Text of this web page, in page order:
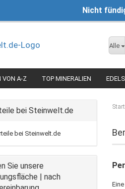
Alle
Nicht
VON A-Z TOP MINERALIEN
Eine
bei Steinwelt.de
Sie unsere
| nach